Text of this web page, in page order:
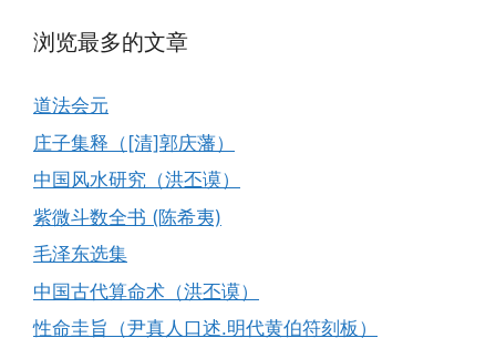
浏览最多的文章
道法会元
庄子集释（[清]郭庆藩）
中国风水研究（洪丕谟）
紫微斗数全书 (陈希夷)
毛泽东选集
中国古代算命术（洪丕谟）
性命圭旨（尹真人口述.明代黄伯符刻板）